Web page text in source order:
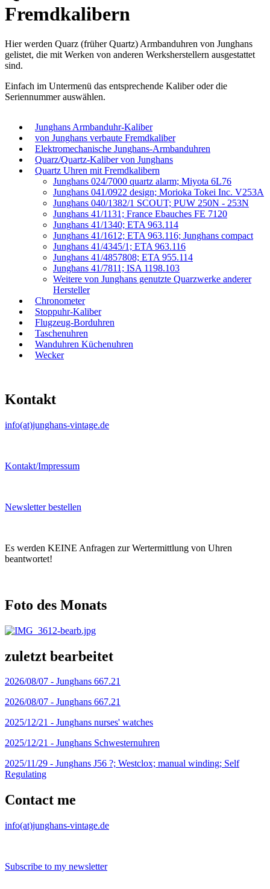
Fremdkalibern
Hier werden Quarz (früher Quartz) Armbanduhren von Junghans
gelistet, die mit Werken von anderen Werksherstellern ausgestattet
sind.
Einfach im Untermenü das entsprechende Kaliber oder die
Seriennummer auswählen.
Junghans Armbanduhr-Kaliber
von Junghans verbaute Fremdkaliber
Elektromechanische Junghans-Armbanduhren
Quarz/Quartz-Kaliber von Junghans
Quartz Uhren mit Fremdkalibern
Junghans 024/7000 quartz alarm; Miyota 6L76
Junghans 041/0922 design; Morioka Tokei Inc. V253A
Junghans 040/1382/1 SCOUT; PUW 250N - 253N
Junghans 41/1131; France Ebauches FE 7120
Junghans 41/1340; ETA 963.114
Junghans 41/1612; ETA 963.116; Junghans compact
Junghans 41/4345/1; ETA 963.116
Junghans 41/4857808; ETA 955.114
Junghans 41/7811; ISA 1198.103
Weitere von Junghans genutzte Quarzwerke anderer
Hersteller
Chronometer
Stoppuhr-Kaliber
Flugzeug-Borduhren
Taschenuhren
Wanduhren Küchenuhren
Wecker
Kontakt
info(at)junghans-vintage.de
Kontakt/Impressum
Newsletter bestellen
Es werden KEINE Anfragen zur Wertermittlung von Uhren
beantwortet!
Foto des Monats
zuletzt bearbeitet
2026/08/07 - Junghans 667.21
2026/08/07 - Junghans 667.21
2025/12/21 - Junghans nurses' watches
2025/12/21 - Junghans Schwesternuhren
2025/11/29 - Junghans J56 ?; Westclox; manual winding; Self
Regulating
Contact me
info(at)junghans-vintage.de
Subscribe to my newsletter